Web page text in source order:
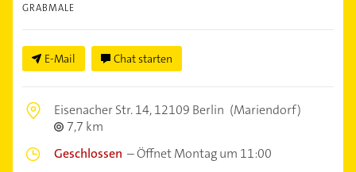
GRABMALE
E-Mail Chat starten
Eisenacher Str. 14,12109 Berlin (Mariendorf)
7,7 km
Geschlossen –Öffnet Montag um 11:00